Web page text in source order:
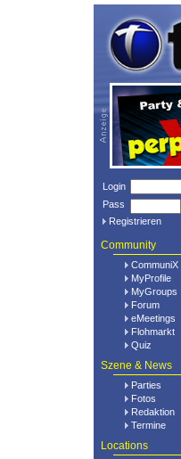
Login
Pass
Registrieren
Community
CommuniX
MyProfile
MyGroups
Forum
eMeetings
Flohmarkt
Quiz
Szene & News
Parties
Fotos
Redaktion
Termine
Locations